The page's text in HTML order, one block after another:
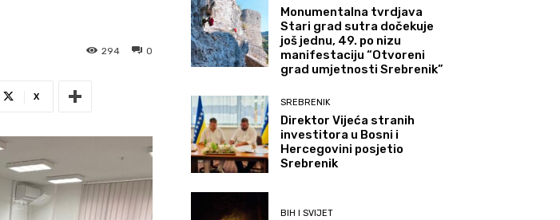
0
294
X
Monumentalna tvrdjava
Stari grad sutra dočekuje
još jednu, 49. po nizu
manifestaciju “Otvoreni
grad umjetnosti Srebrenik”
SREBRENIK
Direktor Vijeća stranih
investitora u Bosni i
Hercegovini posjetio
Srebrenik
BIH I SVIJET